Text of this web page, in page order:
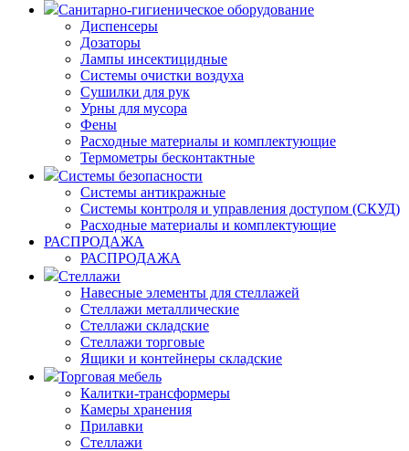
Санитарно-гигиеническое оборудование
Диспенсеры
Дозаторы
Лампы инсектицидные
Системы очистки воздуха
Сушилки для рук
Урны для мусора
Фены
Расходные материалы и комплектующие
Термометры бесконтактные
Системы безопасности
Системы антикражные
Системы контроля и управления доступом (СКУД)
Расходные материалы и комплектующие
РАСПРОДАЖА
РАСПРОДАЖА
Стеллажи
Навесные элементы для стеллажей
Стеллажи металлические
Стеллажи складские
Стеллажи торговые
Ящики и контейнеры складские
Торговая мебель
Калитки-трансформеры
Камеры хранения
Прилавки
Стеллажи